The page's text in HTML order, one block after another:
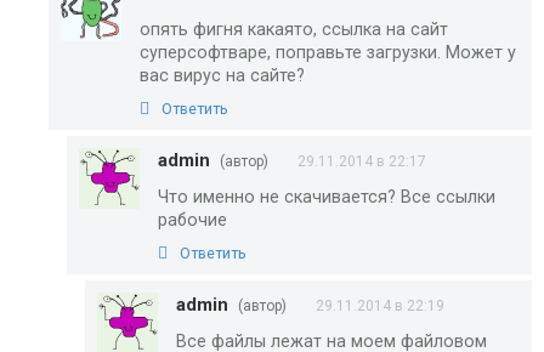
опять фигня какаято, ссылка на сайт
суперсофтваре, поправьте загрузки. Может у
вас вирус на сайте?
Ответить
admin (автор) 29.11.2014 в 22:17
Что именно не скачивается? Все ссылки
рабочие
Ответить
admin (автор) 29.11.2014 в 22:19
Все файлы лежат на моем файловом